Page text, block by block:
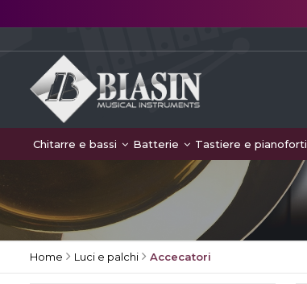
Chitarre e bassi Batterie Tastiere e pianoforti
Home Luci e palchi Accecatori